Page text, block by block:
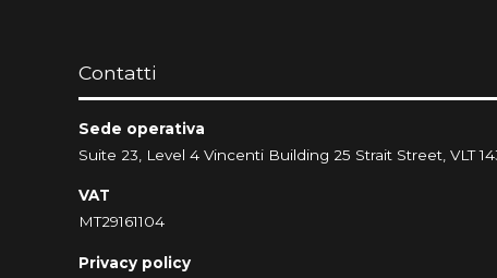
Contatti
Sede operativa
Suite 23, Level 4 Vincenti Building 25 Strait Street, VLT
VAT
MT29161104
Privacy policy